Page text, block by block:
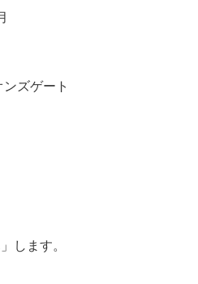
ズゲート
します。